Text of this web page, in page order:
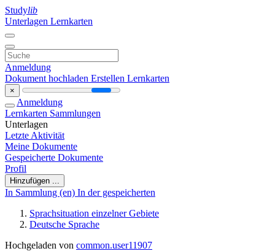
Studylib
Unterlagen Lernkarten
Anmeldung
Dokument hochladen Erstellen Lernkarten
×
Anmeldung
Lernkarten Sammlungen
Unterlagen
Letzte Aktivität
Meine Dokumente
Gespeicherte Dokumente
Profil
Hinzufügen ...
In Sammlung (en) In der gespeicherten
Sprachsituation einzelner Gebiete
Deutsche Sprache
Hochgeladen von common.user11907